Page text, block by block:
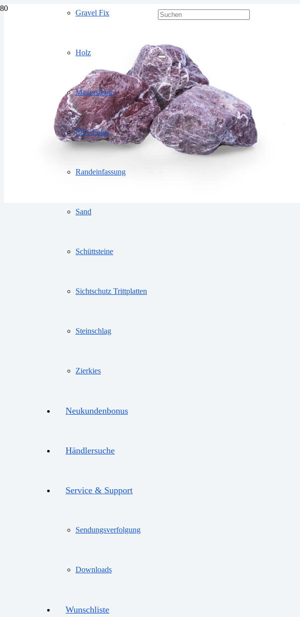
Gravel Fix
Holz
Mauersteine
PPX Folie
Randeinfassung
Sand
Schüttsteine
Sichtschutz Trittplatten
Steinschlag
Zierkies
Neukundenbonus
Händlersuche
Service & Support
Sendungsverfolgung
Downloads
Wunschliste